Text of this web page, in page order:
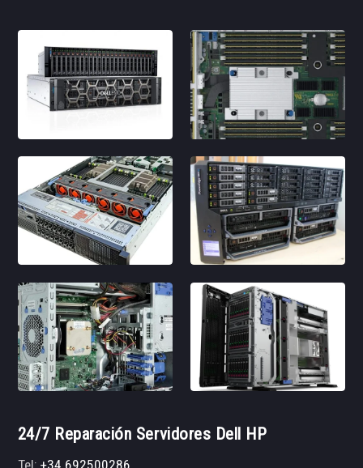
24/7 Reparación Servidores Dell HP
Tel:+34 692500286